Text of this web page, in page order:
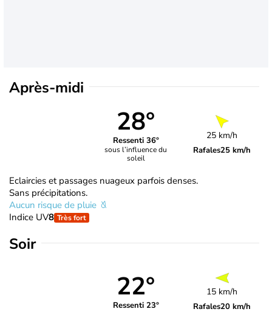
Après-midi
28°
Ressenti 36°
sous l’influence du
soleil
25 km/h
Rafales25 km/h
Eclaircies et passages nuageux parfois denses.
Sans précipitations.
Aucun risque de pluie
Indice UV8 Très fort
Soir
22°
Ressenti 23°
15 km/h
Rafales20 km/h